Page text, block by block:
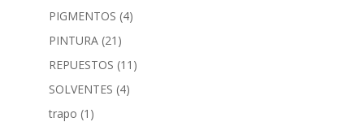
PIGMENTOS (4)
PINTURA (21)
REPUESTOS (11)
SOLVENTES (4)
trapo (1)